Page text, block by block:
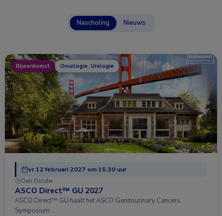
Nascholing Nieuws
Bijeenkomst Oncologie, Urologie
vr 12 februari 2027 om 15:30 uur
Den Dolder
ASCO Direct™ GU 2027
ASCO Direct™ GU haalt het ASCO Genitourinary Cancers
Symposium …